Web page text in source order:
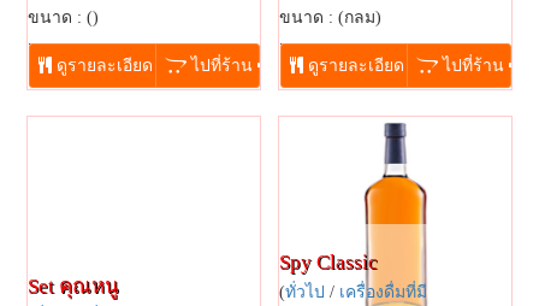
ขนาด : ()
...
ดูรายละเอียด ไปที่ร้าน
ขนาด : (กลม)
...
ดูรายละเอียด ไปที่ร้าน
Set คุณหนู
Spy Classic
(ทั่วไป / เครื่องดื่มที่มี